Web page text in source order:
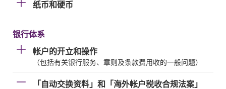
纸币和硬币
银行体系
帐户的开立和操作
（包括有关银行服务、章则及条款费用收的一般问题）
「自动交换资料」和「海外帐户税收合规法案」